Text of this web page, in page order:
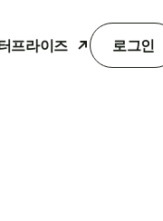
프라이즈 로그인